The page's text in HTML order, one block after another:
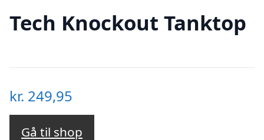
Tech Knockout Tanktop
kr. 249,95
Gå til shop